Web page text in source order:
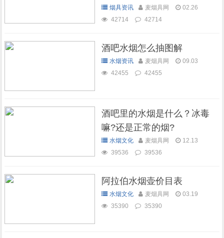
烟具资讯 麦烟具网
02.26
42714
42714
酒吧水烟怎么抽图解
水烟资讯 麦烟具网
09.03
42455
42455
酒吧里的水烟是什么？冰毒
嘛?还是正常的烟?
水烟文化 麦烟具网
12.13
39536
39536
阿拉伯水烟壶价目表
水烟文化 麦烟具网
03.19
35390
35390